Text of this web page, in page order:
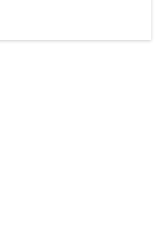
mehr, ist aber integrativer